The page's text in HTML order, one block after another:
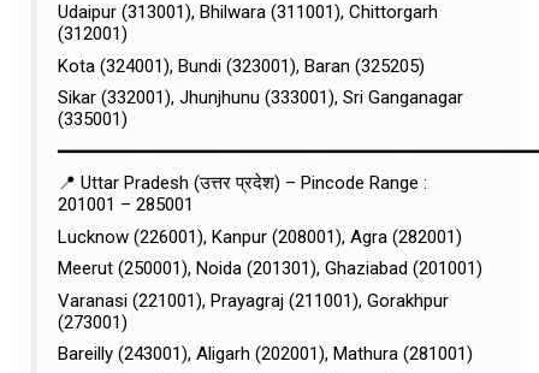
Udaipur (313001), Bhilwara (311001), Chittorgarh
(312001)
Kota (324001), Bundi (323001), Baran (325205)
Sikar (332001), Jhunjhunu (333001), Sri Ganganagar
(335001)
📍 Uttar Pradesh (उत्तर प्रदेश) – Pincode Range :
201001 – 285001
Lucknow (226001), Kanpur (208001), Agra (282001)
Meerut (250001), Noida (201301), Ghaziabad (201001)
Varanasi (221001), Prayagraj (211001), Gorakhpur
(273001)
Bareilly (243001), Aligarh (202001), Mathura (281001)